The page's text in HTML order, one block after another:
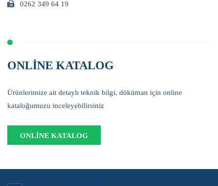
0262 349 64 19
ONLINE KATALOG
Ürünlerimize ait detaylı teknik bilgi, döküman için online
kataloğumuzu inceleyebilirsiniz
ONLINE KATALOG